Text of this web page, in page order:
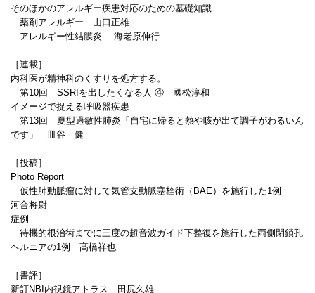
そのほかのアレルギー疾患対応のための基礎知識
薬剤アレルギー 山口正雄
アレルギー性結膜炎 海老原伸行
［連載］
内科医が精神科のくすりを処方する。
第10回 SSRIを出したくなる人 ④ 國松淳和
イメージで捉える呼吸器疾患
第13回 夏型過敏性肺炎「自宅に帰ると熱や咳が出て調子がわるいん
です」 皿谷 健
［投稿］
Photo Report
仮性肺動脈瘤に対して気管支動脈塞栓術（BAE）を施行した1例
河合将尉
症例
待機的根治術までに三度の超音波ガイド下整復を施行した両側閉鎖孔
ヘルニアの1例 髙橋祥也
［書評］
新訂NBI内視鏡アトラス 田尻久雄